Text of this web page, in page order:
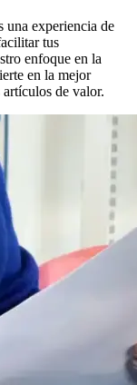
una experiencia de
tus
enfoque en la
en la mejor
artículos de valor.